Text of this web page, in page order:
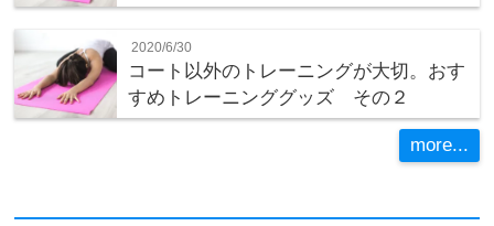
2020/6/30
コート以外のトレーニングが大切。おす
すめトレーニンググッズ その２
more...